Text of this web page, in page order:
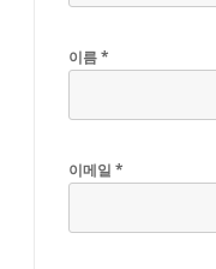
이름*
이메일 *